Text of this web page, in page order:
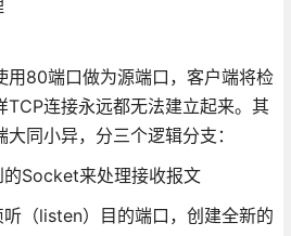
用80端口做为源端口，客户端将检
TCP连接永远都无法建立起来。其
同小异，分三个逻辑分支：
Socket来处理接收报文
（listen）目的端口，创建全新的